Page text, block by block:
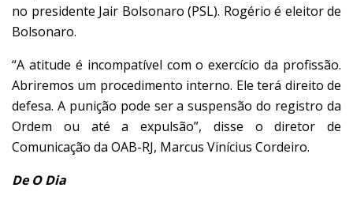
no presidente Jair Bolsonaro (PSL). Rogério é eleitor de
Bolsonaro.
“A atitude é incompatível com o exercício da profissão.
Abriremos um procedimento interno. Ele terá direito de
defesa. A punição pode ser a suspensão do registro da
Ordem ou até a expulsão”, disse o diretor de
Comunicação da OAB-RJ, Marcus Vinícius Cordeiro.
De O Dia